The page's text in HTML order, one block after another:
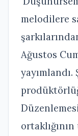
melodilere
Ağustos
yayımlandı.